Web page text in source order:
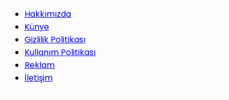
Hakkımızda
Künye
Gizlilik Politikası
Kullanım Politikası
Reklam
İletişim